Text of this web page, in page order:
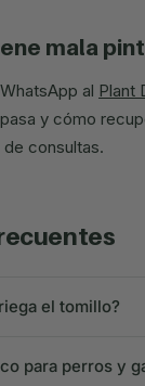
mala
al Plant
y cómo
consultas.
el tomillo?
para perros y